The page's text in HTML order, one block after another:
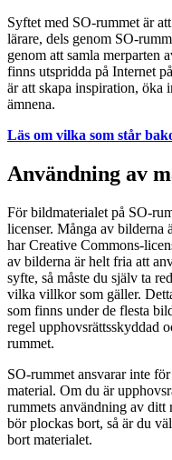
Syftet med SO-rummet är
lärare, dels genom SO-
genom att samla merparten
finns utspridda på Internet
är att skapa inspiration, öka
ämnena.
Läs om vilka som står
Användning av
För bildmaterialet på SO-
licenser. Många av bilderna
har Creative Commons-
av bilderna är helt fria att
syfte, så måste du själv ta
vilka villkor som gäller.
som finns under de flesta
regel upphovsrättsskyddad
rummet.
SO-rummet ansvarar inte
material. Om du är
rummets användning av ditt
bör plockas bort, så är du
bort materialet.